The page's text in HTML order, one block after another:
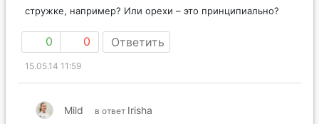
стружке, например? Или орехи – это принципиально?
0 0 Ответить
15.05.14 11:59
Mild в ответ Irisha